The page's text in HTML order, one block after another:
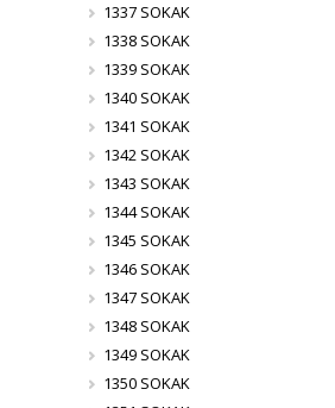
1337 SOKAK
1338 SOKAK
1339 SOKAK
1340 SOKAK
1341 SOKAK
1342 SOKAK
1343 SOKAK
1344 SOKAK
1345 SOKAK
1346 SOKAK
1347 SOKAK
1348 SOKAK
1349 SOKAK
1350 SOKAK